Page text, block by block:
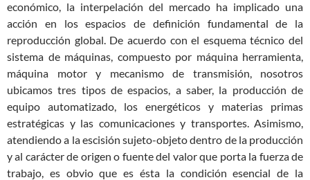
económico, la interpelación del mercado ha implicado una
acción en los espacios de definición fundamental de la
reproducción global. De acuerdo con el esquema técnico del
sistema de máquinas, compuesto por máquina herramienta,
máquina motor y mecanismo de transmisión, nosotros
ubicamos tres tipos de espacios, a saber, la producción de
equipo automatizado, los energéticos y materias primas
estratégicas y las comunicaciones y transportes. Asimismo,
atendiendo a la escisión sujeto-objeto dentro de la producción
y al carácter de origen o fuente del valor que porta la fuerza de
trabajo, es obvio que es ésta la condición esencial de la